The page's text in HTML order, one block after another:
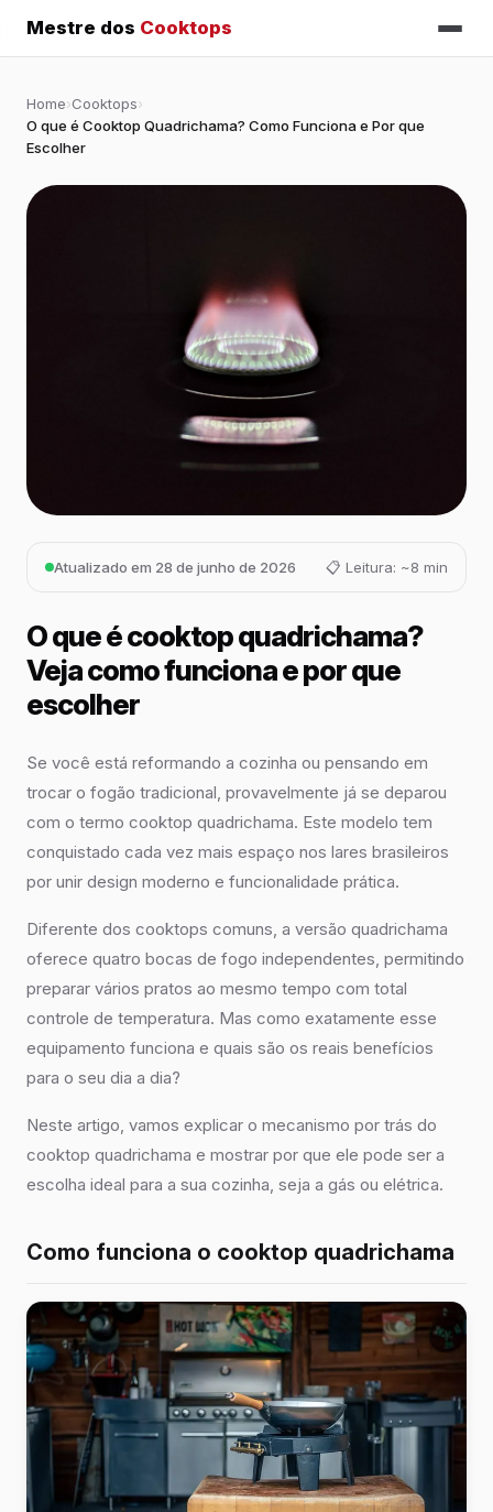
Mestre dos Cooktops
Home›Cooktops›
O que é Cooktop Quadrichama? Como Funciona e Por que
Escolher
Atualizado em 28 de junho de 2026 📋 Leitura: ~8 min
O que é cooktop quadrichama?
Veja como funciona e por que
escolher
Se você está reformando a cozinha ou pensando em
trocar o fogão tradicional, provavelmente já se deparou
com o termo cooktop quadrichama. Este modelo tem
conquistado cada vez mais espaço nos lares brasileiros
por unir design moderno e funcionalidade prática.
Diferente dos cooktops comuns, a versão quadrichama
oferece quatro bocas de fogo independentes, permitindo
preparar vários pratos ao mesmo tempo com total
controle de temperatura. Mas como exatamente esse
equipamento funciona e quais são os reais benefícios
para o seu dia a dia?
Neste artigo, vamos explicar o mecanismo por trás do
cooktop quadrichama e mostrar por que ele pode ser a
escolha ideal para a sua cozinha, seja a gás ou elétrica.
Como funciona o cooktop quadrichama